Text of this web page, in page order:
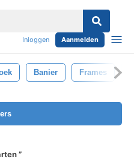
Inloggen Aanmelden
Banier Frames